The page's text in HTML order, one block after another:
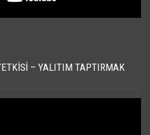
– YALITIM TAPTIRMAK